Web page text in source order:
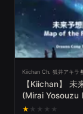
Kiichan Ch. 狐井アキラ
【Kiichan】 未
(Mirai Yosouzu
みた
★ ★ ★ ★ ★